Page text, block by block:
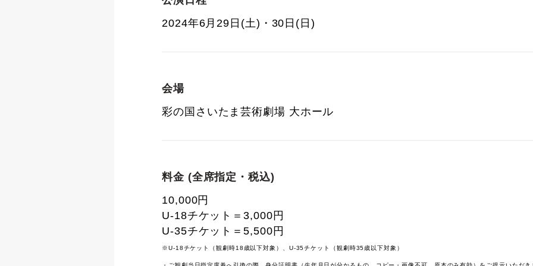
2024年6月29日(土)・30日(日)
会場
彩の国さいたま芸術劇場 大ホール
料金 (全席指定・税込)
10,000円
U-18チケット＝3,000円
U-35チケット＝5,500円
※U-18チケット（観劇時18歳以下対象）、U-35チケット（観劇時35歳以下対象）